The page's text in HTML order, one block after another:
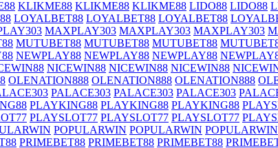
KLIKME88 KLIKME88 KLIKME88 LIDO88 LIDO88
LOYALBET88 LOYALBET88 LOYALBET88
MAXPLAY303 MAXPLAY303 MAXPLAY303
MUTUBET88 MUTUBET88 MUTUBET88
NEWPLAY88 NEWPLAY88 NEWPLAY88
NICEWIN88 NICEWIN88 NICEWIN88
OLENATION888 OLENATION888 OLENATION888
PALACE303 PALACE303 PALACE303
PLAYKING88 PLAYKING88 PLAYKING88
PLAYSLOT77 PLAYSLOT77 PLAYSLOT77
POPULARWIN POPULARWIN POPULARWIN
PRIMEBET88 PRIMEBET88 PRIMEBET88